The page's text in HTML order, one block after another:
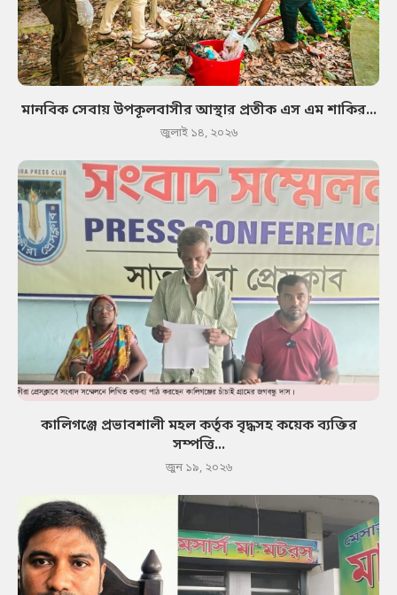
মানবিক সেবায় উপকূলবাসীর আস্থার প্রতীক এস এম শাকির...
জুলাই ১৪, ২০২৬
কালিগঞ্জে প্রভাবশালী মহল কর্তৃক বৃদ্ধসহ কয়েক ব্যক্তির
সম্পত্তি...
জুন ১৯, ২০২৬